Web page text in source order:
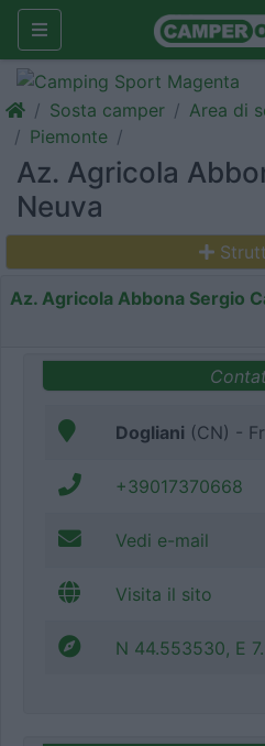
Sosta camper Area di
Piemonte
Az. Agricola
Neuva
Az. Agricola Abbona Sergio
Dogliani (CN) -
+39017370668
Vedi e-mail
Visita il sito
N 44.553530, E